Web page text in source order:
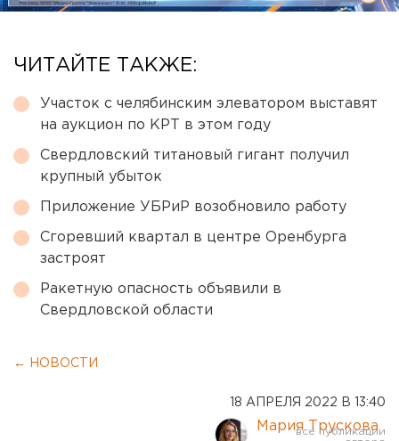
ЧИТАЙТЕ ТАКЖЕ:
Участок с челябинским элеватором выставят
на аукцион по КРТ в этом году
Свердловский титановый гигант получил
крупный убыток
Приложение УБРиР возобновило работу
Сгоревший квартал в центре Оренбурга
застроят
Ракетную опасность объявили в
Свердловской области
← НОВОСТИ
18 АПРЕЛЯ 2022 В 13:40
Мария Трускова